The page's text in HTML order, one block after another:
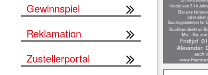
Gewinnspiel
Reklamation
Zustellerportal